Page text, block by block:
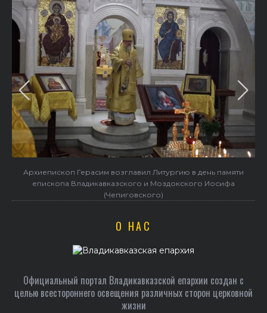
Архиепископ Герасим возглавил Литургию в день памяти
епископа Владикавказского и Моздокского Иосифа
(Чепиговского)
О НАС
Официальный портал Владикавказской епархии создан c
целью всестороннего освещения различных сторон церковной
жизни